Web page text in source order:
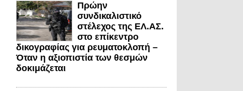
Πρώην
συνδικαλιστικό
στέλεχος της ΕΛ.ΑΣ.
στο επίκεντρο
δικογραφίας για ρευματοκλοπή –
Όταν η αξιοπιστία των θεσμών
δοκιμάζεται